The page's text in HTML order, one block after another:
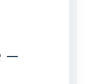
–